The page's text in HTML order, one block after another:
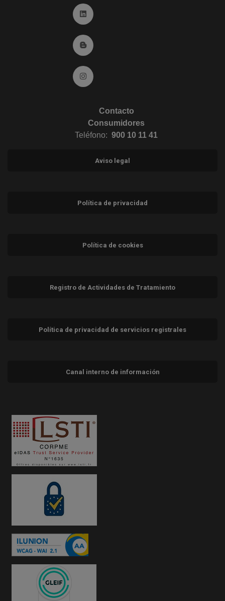
Ir a Linkedin (abre en ventana nueva)
Ir al Blog (abre en ventana nueva)
Ir a Instagram (abre en ventana nueva)
Contacto
Consumidores
Teléfono: 900 10 11 41
Aviso legal
Política de privacidad
Política de cookies
Registro de Actividades de Tratamiento
Política de privacidad de servicios registrales
Canal interno de información